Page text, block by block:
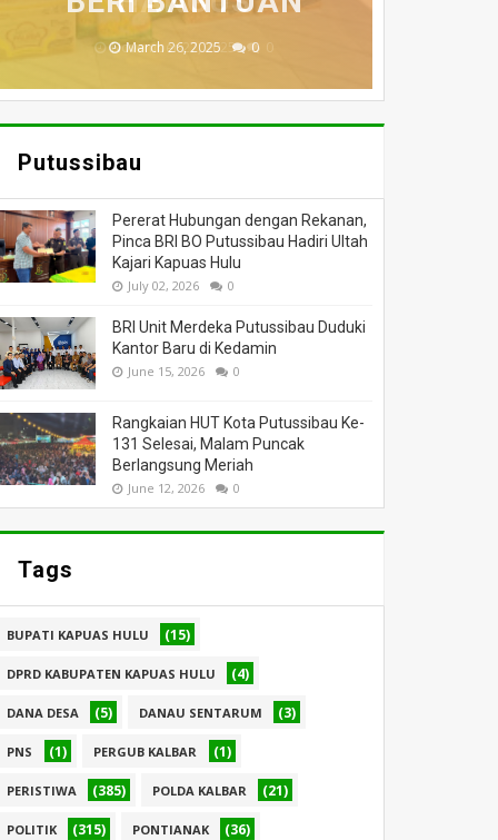
July 05, 2026 0
November 27, 2025 0
March 26, 2025 0
March 13, 2025 0
February 18, 2025 0
Putussibau
Pererat Hubungan dengan Rekanan,
Pinca BRI BO Putussibau Hadiri Ultah
Kajari Kapuas Hulu
July 02, 2026 0
BRI Unit Merdeka Putussibau Duduki
Kantor Baru di Kedamin
June 15, 2026 0
Rangkaian HUT Kota Putussibau Ke-
131 Selesai, Malam Puncak
Berlangsung Meriah
June 12, 2026 0
Tags
BUPATI KAPUAS HULU (15)
DPRD KABUPATEN KAPUAS HULU (4)
DANA DESA (5) DANAU SENTARUM (3)
PNS (1) PERGUB KALBAR (1)
PERISTIWA (385) POLDA KALBAR (21)
POLITIK (315) PONTIANAK (36)